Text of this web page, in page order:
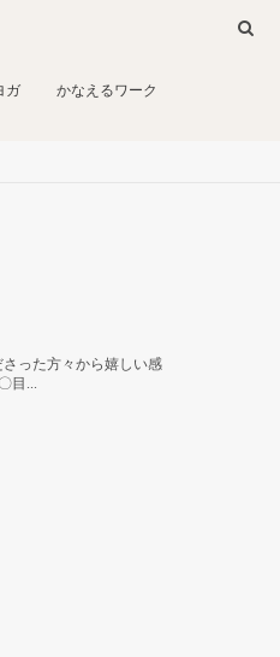
ガ かなえるワーク
った方々から嬉しい感
目...